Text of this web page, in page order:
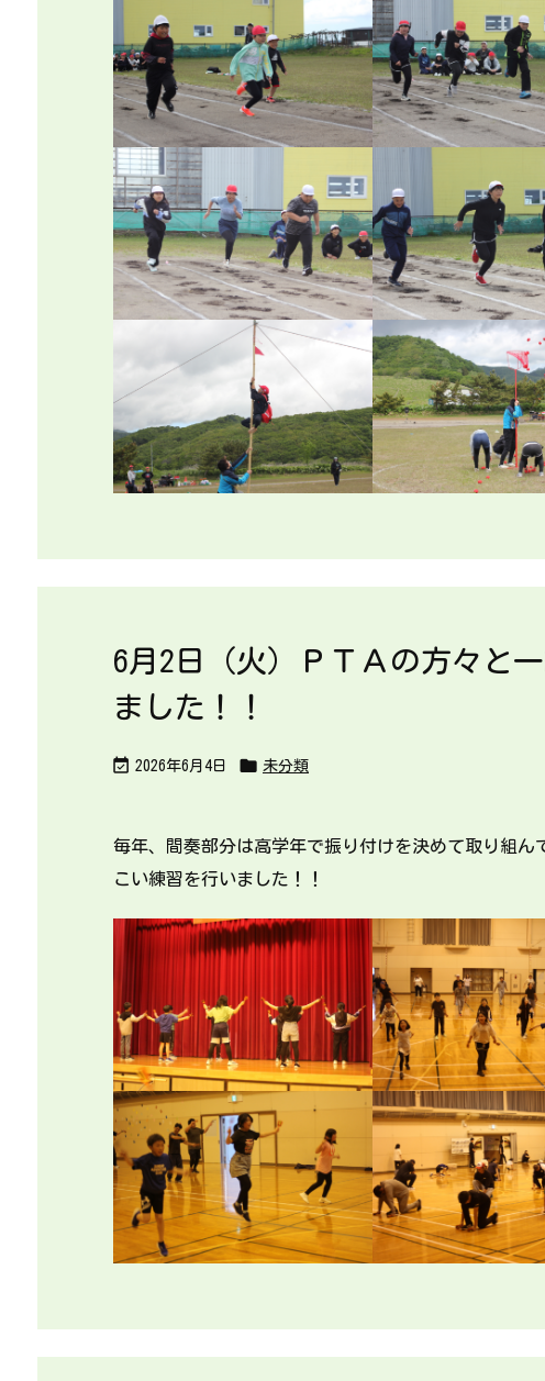
6月2日（火）ＰＴＡの方々と
ました！！
 2026年6月4日  未分類
毎年、間奏部分は高学年で振り付けを決めて取り組
こい練習を行いました！！